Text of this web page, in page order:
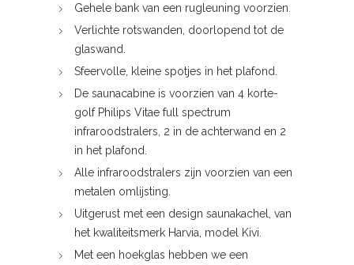
Gehele bank van een rugleuning voorzien.
Verlichte rotswanden, doorlopend tot de
glaswand.
Sfeervolle, kleine spotjes in het plafond.
De saunacabine is voorzien van 4 korte-
golf Philips Vitae full spectrum
infraroodstralers, 2 in de achterwand en 2
in het plafond.
Alle infraroodstralers zijn voorzien van een
metalen omlijsting.
Uitgerust met een design saunakachel, van
het kwaliteitsmerk Harvia, model Kivi.
Met een hoekglas hebben we een